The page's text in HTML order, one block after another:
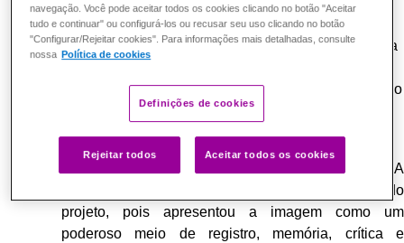
Foi após realizar aImersão Ferramentas Digitais na
Prática para Professores, em 2024, que a educadora
formação, Marenice destaca especialmente o módulo
“Use fotografias e vídeos para criar aulas mais
“Há algum tempo conheço o Escolas Conectadas. A
Imersão foi de grande ajuda na elaboração do
projeto, pois apresentou a imagem como um
poderoso meio de registro, memória, crítica e
navegação. Você pode aceitar todos os cookies clicando no botão "Aceitar
tudo e continuar" ou configurá-los ou recusar seu uso clicando no botão
"Configurar/Rejeitar cookies". Para informações mais detalhadas, consulte
nossa Política de cookies
Definições de cookies
Rejeitar todos Aceitar todos os cookies